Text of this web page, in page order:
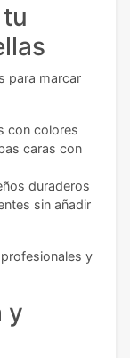
para marcar
con colores
caras con
duraderos
sin añadir
y
y